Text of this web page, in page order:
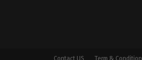
Contact US Term & Condition